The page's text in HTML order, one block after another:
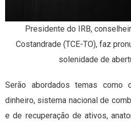
Presidente do IRB,
Costandrade (TCE-TO), faz
solenidade de
Serão abordados temas como
dinheiro, sistema nacional de
e de recuperação de ativos,